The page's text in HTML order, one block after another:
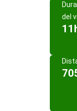
del